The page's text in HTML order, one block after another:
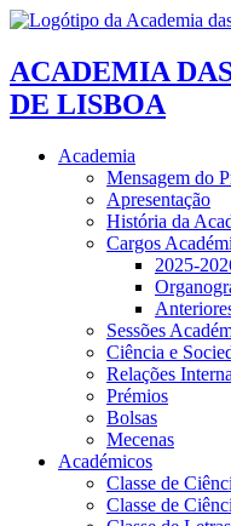
ACADEMIA
DE LISBOA
Academia
Mensagem do
Apresentação
História da
Cargos
2025-
Sessões
Ciência e
Relações
Prémios
Bolsas
Mecenas
Académicos
Classe de
Classe de